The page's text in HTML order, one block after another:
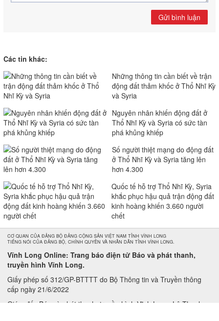
Gửi bình luận
Các tin khác:
Những thông tin cần biết về trận
động đất thảm khốc ở Thổ Nhĩ Kỳ
và Syria
Nguyên nhân khiến động đất ở
Thổ Nhĩ Kỳ và Syria có sức tàn
phá khủng khiếp
Số người thiệt mạng do động đất
ở Thổ Nhĩ Kỳ và Syria tăng lên
hơn 4.300
Quốc tế hỗ trợ Thổ Nhĩ Kỳ, Syria
khắc phục hậu quả trận động đất
kinh hoàng khiến 3.660 người
chết
CƠ QUAN CỦA ĐẢNG BỘ ĐẢNG CỘNG SẢN VIỆT NAM TỈNH VĨNH LONG
TIẾNG NÓI CỦA ĐẢNG BỘ, CHÍNH QUYỀN VÀ NHÂN DÂN TỈNH VĨNH LONG.
Vĩnh Long Online: Trang báo điện tử Báo và phát thanh,
truyền hình Vĩnh Long.
Giấy phép số 312/GP-BTTTT do Bộ Thông tin và Truyền thông
cấp ngày 21/6/2022
Giám đốc Báo và phát thanh, truyền hình Vĩnh Long: Lê Thanh